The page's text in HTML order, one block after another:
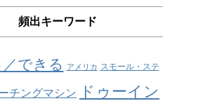
頻出キーワード
できる アメリカ スモール・ステ
チングマシン
ドゥーイン